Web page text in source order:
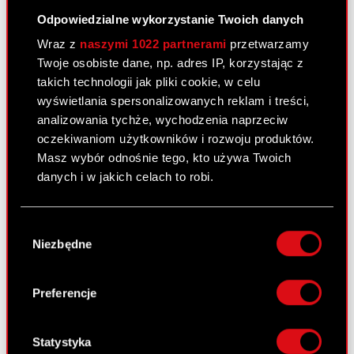
Odpowiedzialne wykorzystanie Twoich danych
Wraz z naszymi 1022 partnerami przetwarzamy
Twoje osobiste dane, np. adres IP, korzystając z
takich technologii jak pliki cookie, w celu
wyświetlania spersonalizowanych reklam i treści,
analizowania tychże, wychodzenia naprzeciw
oczekiwaniom użytkowników i rozwoju produktów.
Masz wybór odnośnie tego, kto używa Twoich
danych i w jakich celach to robi.
lokalizacji geograficznej z dokładnością nawet
Identyfikować Twoje urządzenie, aktywnie
analizując charakteryzującego je zbiory
palca)
zgody
Niezbędne
Preferencje
Statystyka
PDF Załącznik 2
Raport bieżący nr 18/2011
25 lutego 2011
PDF Nabycie aktywów znacznej wartości.
korekta
Otrzymanie zawiadomień, o których